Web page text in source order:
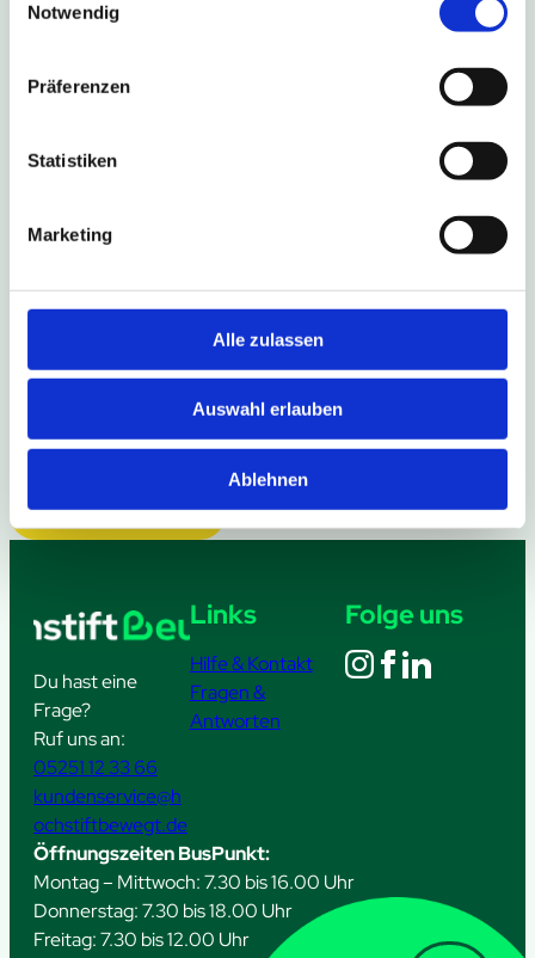
Notwendig
Präferenzen
Statistiken
Marketing
Alle zulassen
Auswahl erlauben
Ablehnen
B1-Sperrung führt zu Umleitung
Aufgrund einer Fahrbahn-Sanierung ist die B1 in
Fahrtrichtung Salzkotten vom 6. August bis zum
16. Oktober 2026 gesperrt. Die Linien S90, 490,
eine Umleitungsstrecke.
Weitere Infos
Weitere Meldungen
Du hast eine
Frage?
Ruf uns an:
05251 12 33 66
kundenservice@h
ochstiftbewegt.de
Links
Hilfe & Kontakt
Fragen &
Antworten
Folge uns
Öffnungszeiten BusPunkt:
Montag – Mittwoch: 7.30 bis 16.00 Uhr
Donnerstag: 7.30 bis 18.00 Uhr
Freitag: 7.30 bis 12.00 Uhr